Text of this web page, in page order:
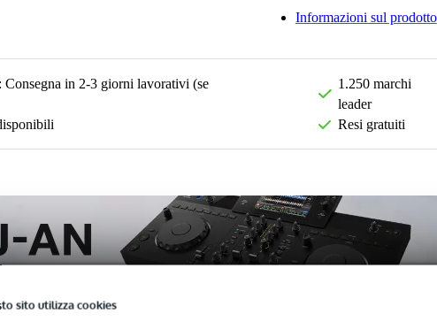
sito utilizza cookies
Informazioni sul prodotto
Consegna in 2-3 giorni lavorativi (se
1.250 marchi
leader
Resi gratuiti